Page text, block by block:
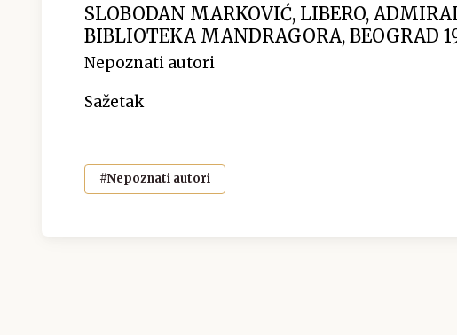
SLOBODAN MARKOVIĆ, LIBERO,
BIBLIOTEKA MANDRAGORA, BEOGRAD
Nepoznati autori
Sažetak
#Nepoznati autori